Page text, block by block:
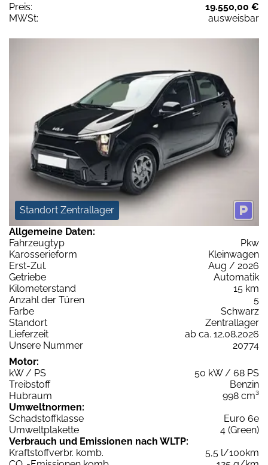
Preis:
19.550,00 €
MWSt:
ausweisbar
Standort Zentrallager
Allgemeine Daten:
Fahrzeugtyp
Pkw
Karosserieform
Kleinwagen
Erst-Zul.
Aug / 2026
Getriebe
Automatik
Kilometerstand
15 km
Anzahl der Türen
5
Farbe
Schwarz
Standort
Zentrallager
Lieferzeit
ab ca. 12.08.2026
Unsere Nummer
20774
Motor:
kW / PS
50 kW / 68 PS
Treibstoff
Benzin
Hubraum
998 cm³
Umweltnormen:
Schadstoffklasse
Euro 6e
Umweltplakette
4 (Green)
Verbrauch und Emissionen nach WLTP:
Kraftstoffverbr. komb.
5,5 l/100km